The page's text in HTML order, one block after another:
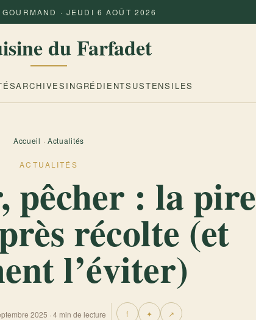
· JEUDI 6 AOÛT 2026
du Farfadet
ARCHIVES INGRÉDIENTS USTENSILES
Accueil · Actualités
ACTUALITÉS
pêcher : la pire
récolte (et
l’éviter)
2025 · 4 min de lecture f ✦ ↗